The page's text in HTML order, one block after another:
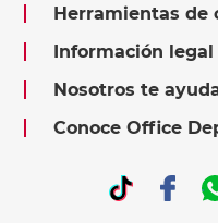
Herramientas de
Información legal
Nosotros te
Conoce Office
.